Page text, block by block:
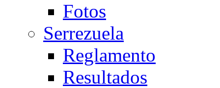
Fotos
Serrezuela
Reglamento
Resultados